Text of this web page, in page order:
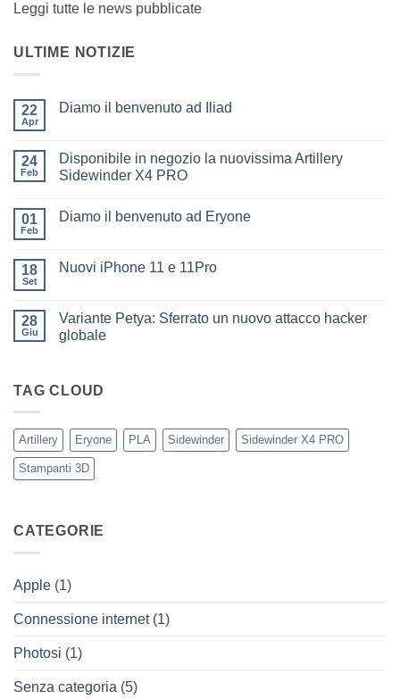
Leggi tutte le news pubblicate
ULTIME NOTIZIE
22
Apr
Diamo il benvenuto ad Iliad
Diamo
il
benvenuto
24
Feb
Disponibile in negozio la nuovissima Artillery
Sidewinder X4 PRO
su
la
nuovissima
PRO
01
Feb
Diamo il benvenuto ad Eryone
Diamo
Eryone
18
Set
Nuovi iPhone 11 e 11Pro
Nuovi
iPhone
11
28
Giu
Variante Petya: Sferrato un nuovo attacco hacker
globale
Variante
Petya:
nuovo
attacco
hacker
globale
TAG CLOUD
Artillery Eryone PLA Sidewinder Sidewinder X4 PRO
Stampanti 3D
CATEGORIE
Apple (1)
Connessione internet(1)
Photosi (1)
Senza categoria (5)